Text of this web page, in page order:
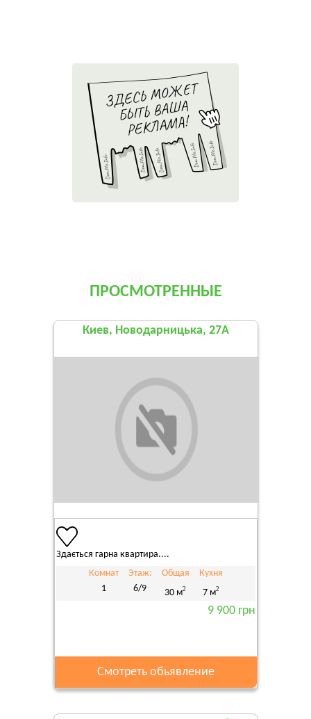
ПРОСМОТРЕННЫЕ
Киев, Новодарницька, 27А
Здається гарна квартира....
Комнат
1
Этаж:
6/9
Общая
30 м2
Кухня
7 м2
9 900 грн
Смотреть обьявление